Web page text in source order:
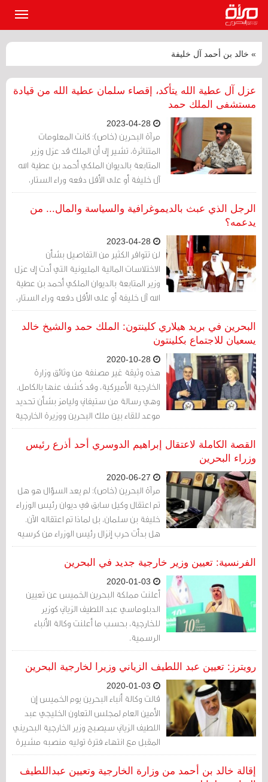
» خالد بن أحمد آل خليفة
عزل آل عطية الله يتأكد، إقصاء سلمان عطية الله من قيادة
مستشفى الملك حمد
مرآة البحرين (خاص): كانت المعلومات
المتناثرة، تشير إلى أن الملك قد عزل وزير
المتابعة بالديوان الملكي أحمد بن عطية الله
آل خليفة أو على الأقل دفعه وراء الستار،
وكذلك الأمر مع أخيه اللواء سلمان عطية الله
آل خليفة قائد مستشفى الملك حمد.
الرجل الذي عبث بالديموغرافية والسياسة والمال... من
يدعمه؟
لن تتوافر الكثير من التفاصيل بشأن
الاختلاسات المالية المليونية التي أدت إلى عزل
وزير المتابعة بالديوان الملكي أحمد بن عطية
الله آل خليفة أو على الأقل دفعه وراء الستار،
فقد جرت أعراف العائلة الحاكمة بعدم
محاسبة أي من أفرادها أو معاقبته مهما
كانت جرائمه.
البحرين في بريد هيلاري كلينتون: الملك حمد والشيخ خالد
يسعيان للاجتماع بكلينتون
هذه وثيقة غير مصنفة من وثائق وزارة
الخارجية الأميركية، وقد كُشف عنها بالكامل.
وهي رسالة من ستيفاني وليامز بشأن تحديد
موعد للقاء بين ملك البحرين ووزيرة الخارجية
الأمريكية هيلاري كلينتون، وقد أعيد توجيهها
إليها.
القصة الكاملة لاعتقال إبراهيم الدوسري أحد أذرع رئيس
وزراء البحرين
مرآة البحرين (خاص): لم يعد السؤال هو هل
تم اعتقال وكيل سابق في ديوان رئيس الوزراء
خليفة بن سلمان، بل لماذا تم اعتقاله الآن.
هل بدأت حرب إنزال رئيس الوزراء من كرسيه
الممتد عهده أكثر من 40 عاماً.
الفرنسية: تعيين وزير خارجية جديد في البحرين
أعلنت مملكة البحرين الخميس عن تعيين
الدبلوماسي عبد اللطيف الزياني كوزير
للخارجية، بحسب ما أعلنت وكالة الأنباء
الرسمية.
رويترز: تعيين عبد اللطيف الزياني وزيرا لخارجية البحرين
قالت وكالة أنباء البحرين يوم الخميس إن
الأمين العام لمجلس التعاون الخليجي عبد
اللطيف الزياني سيصبح وزير الخارجية البحريني
المقبل مع انتهاء فترة توليه منصبه مشيرة
إلى قرار صادر عن ملك البحرين حمد بن
عيسى آل خليفة
إقالة خالد بن أحمد من وزارة الخارجية وتعيين عبداللطيف